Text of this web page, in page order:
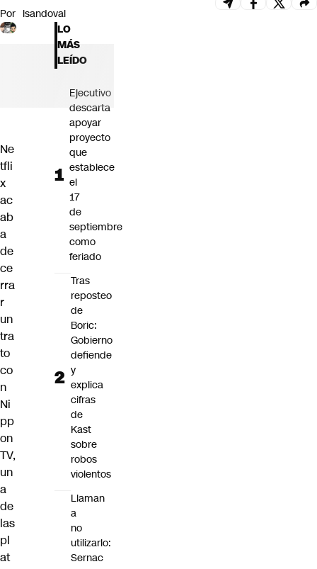
Por lsandoval
Ne
tfli
x
ac
ab
a
de
ce
rra
r
un
tra
to
co
n
Ni
pp
on
TV,
un
a
de
las
pl
at
LO
MÁS
LEÍDO
Ejecutivo
descarta
apoyar
proyecto
que
establece
el
17
de
septiembre
como
feriado
Tras
reposteo
de
Boric:
Gobierno
defiende
y
explica
cifras
de
Kast
sobre
robos
violentos
Llaman
a
no
utilizarlo:
Sernac